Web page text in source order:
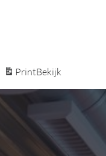
PrintBekijk